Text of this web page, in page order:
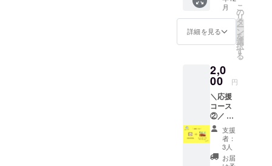
セージ
を、
メール
にてお
届けい
す。 支
援のみ
のリ
ターン
も欲し
いとい
う有り
難いお
声によ
り こち
月
詳細を見る
こ
の
リ
タ
ー
ン
を
選
択
す
る
2,0
00 円
＼応援
コース
②／ 【
お礼の
お手
紙
＋ フ
支援
者：
3人
お届